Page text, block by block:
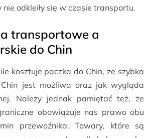
odkleiły się w czasie transportu.
transportowe a
do Chin
kosztuje paczka do Chin, że szybka
jest możliwa oraz jak wygląda
Należy jednak pamiętać też, że
obowiązuje nas prawo obu
przewoźnika. Towary, które są